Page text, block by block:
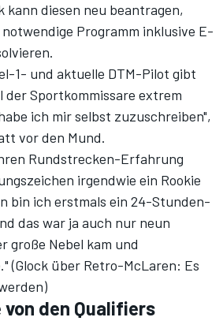
kann diesen neu beantragen,
Programm inklusive E-
1- und aktuelle DTM-Pilot gibt
der Sportkommissare extrem
ich mir selbst zuzuschreiben",
vor den Mund.
Rundstrecken-Erfahrung
irgendwie ein Rookie
bin ich erstmals ein 24-Stunden-
das war ja auch nur neun
große Nebel kam und
(Glock über Retro-McLaren: Es
)
den Qualifiers